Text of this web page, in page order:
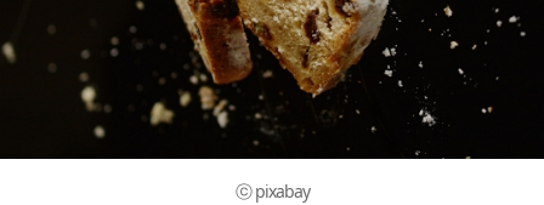
ⓒ pixabay